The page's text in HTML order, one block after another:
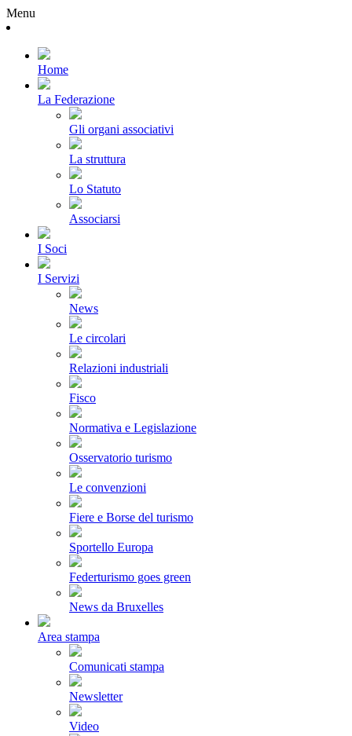
Menu
Home
La Federazione
Gli organi associativi
La struttura
Lo Statuto
Associarsi
I Soci
I Servizi
News
Le circolari
Relazioni industriali
Fisco
Normativa e Legislazione
Osservatorio turismo
Le convenzioni
Fiere e Borse del turismo
Sportello Europa
Federturismo goes green
News da Bruxelles
Area stampa
Comunicati stampa
Newsletter
Video